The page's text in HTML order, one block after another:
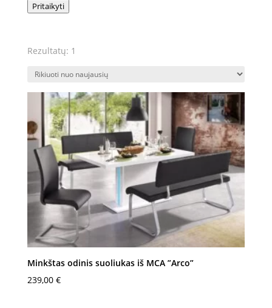
Pritaikyti
Rezultatų: 1
Minkštas odinis suoliukas iš MCA ”Arco”
239,00 €